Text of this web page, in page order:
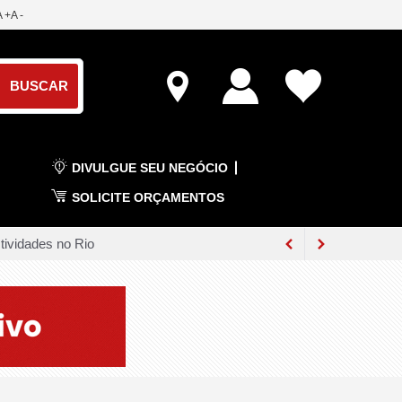
+A -
DIVULGUE SEU NEGÓCIO
SOLICITE ORÇAMENTOS
no Rio
do MDB em Cariacica